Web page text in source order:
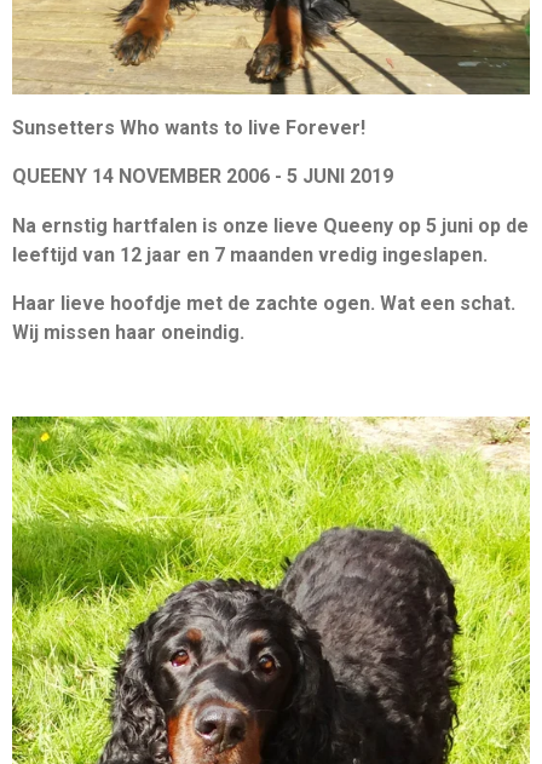
Sunsetters Who wants to live Forever!
QUEENY 14 NOVEMBER 2006 - 5 JUNI 2019
Na ernstig hartfalen is onze lieve Queeny op 5 juni op de
leeftijd van 12 jaar en 7 maanden vredig ingeslapen.
Haar lieve hoofdje met de zachte ogen. Wat een schat.
Wij missen haar oneindig.